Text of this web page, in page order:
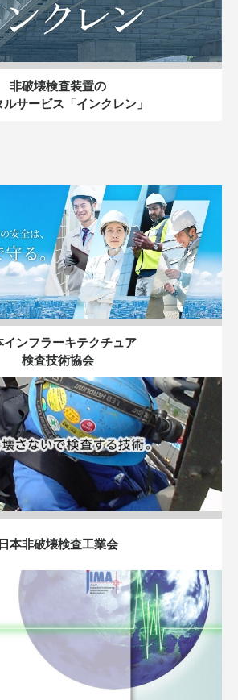
非破壊検査装置の
ルサービス「インクレン」
インフラーキテクチュア
検査技術協会
日本非破壊検査工業会